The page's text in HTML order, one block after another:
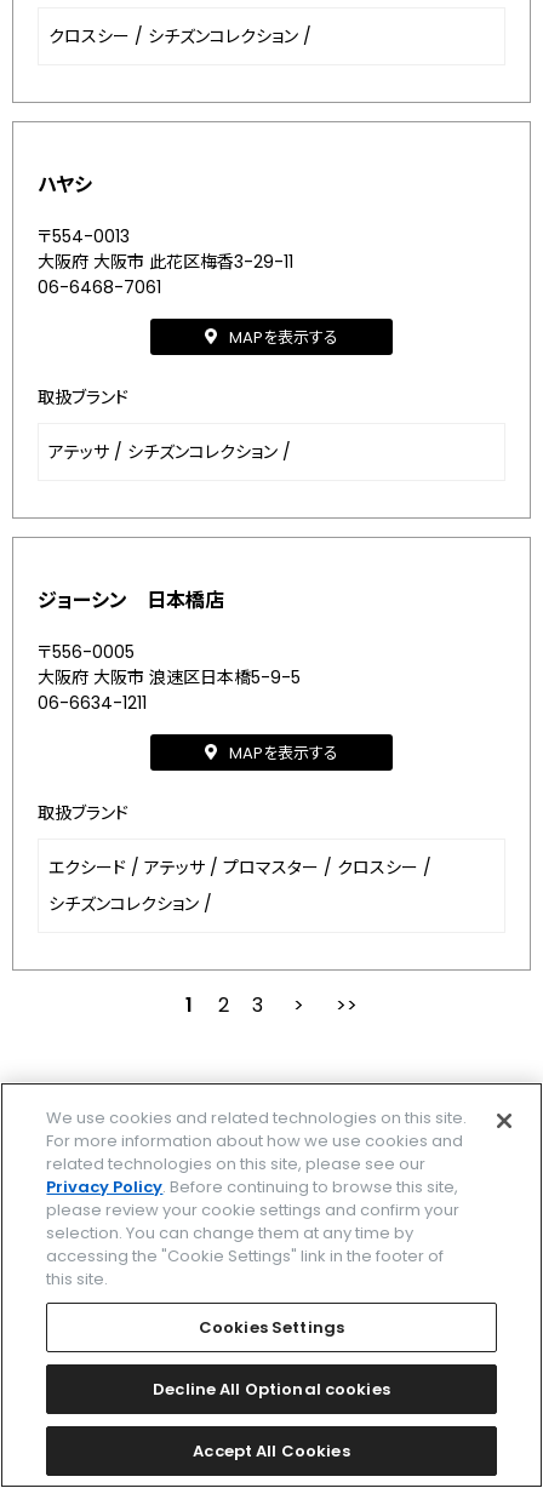
クロスシー / シチズンコレクション /
ハヤシ
〒554-0013
大阪府 大阪市 此花区梅香3-29-11
06-6468-7061
MAPを表示する
取扱ブランド
アテッサ / シチズンコレクション /
ジョーシン 日本橋店
〒556-0005
大阪府 大阪市 浪速区日本橋5-9-5
06-6634-1211
MAPを表示する
取扱ブランド
エクシード / アテッサ / プロマスター / クロスシー /
シチズンコレクション /
1 2 3
ブランド一覧
関連ブランド一覧
時計を探す
ストア/イベント
カタログ
サポート
We use cookies and related technologies on this site.
For more information about how we use cookies and
related technologies on this site, please see our
Privacy Policy. Before continuing to browse this site,
please review your cookie settings and confirm your
selection. You can change them at any time by
accessing the "Cookie Settings" link in the footer of
this site.
Cookies Settings
Decline All Optional cookies
Accept All Cookies